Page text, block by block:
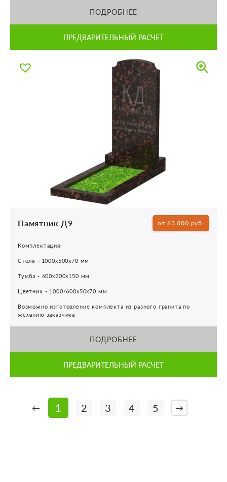
ПОДРОБНЕЕ
ПРЕДВАРИТЕЛЬНЫЙ РАСЧЕТ
Памятник Д9 от 63 000 руб.
Комплектация:
Стела - 1000х500х70 мм
Тумба - 600х200х150 мм
Цветник - 1000/600х50х70 мм
Возможно изготовление комплекта из разного гранита по
желанию заказчика
ПОДРОБНЕЕ
ПРЕДВАРИТЕЛЬНЫЙ РАСЧЕТ
← 1 2 3 4 5 →